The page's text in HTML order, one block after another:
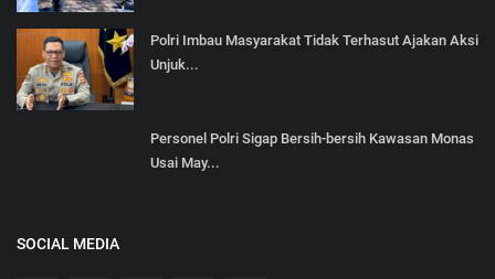
Polri Imbau Masyarakat Tidak Terhasut Ajakan Aksi
Unjuk...
Personel Polri Sigap Bersih-bersih Kawasan Monas
Usai May...
SOCIAL MEDIA